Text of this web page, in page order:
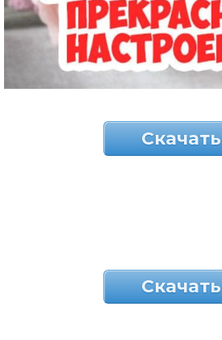
Скачать
Скачать